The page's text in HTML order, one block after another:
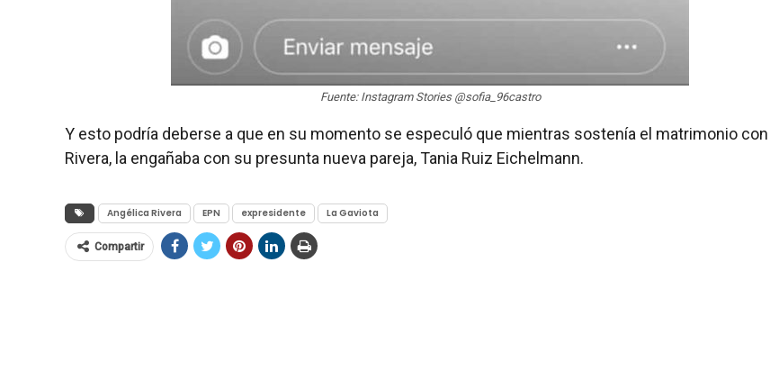
Fuente: Instagram Stories @sofia_96castro
Y esto podría deberse a que en su momento se especuló que mientras sostenía el matrimonio con
Rivera, la engañaba con su presunta nueva pareja, Tania Ruiz Eichelmann.
Angélica Rivera EPN expresidente La Gaviota
Compartir